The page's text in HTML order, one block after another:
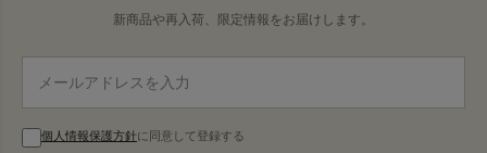
新商品や再入荷、限定情報をお届けします。
個人情報保護方針に同意して登録する